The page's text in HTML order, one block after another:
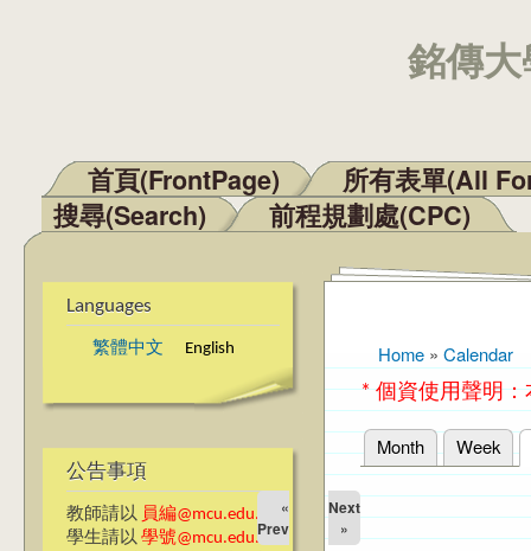
銘傳
Main menu
首頁(FrontPage)
所有表單(All
搜尋(Search)
前程規劃處(CPC)
Languages
繁體中文 English
公告事項
教師請以 員編@mcu.edu.tw
學生請以 學號@mcu.edu.tw
You are here
Home » Calendar
* 個資使用聲明
Primary tabs
Month Week
«
Prev
Next
»